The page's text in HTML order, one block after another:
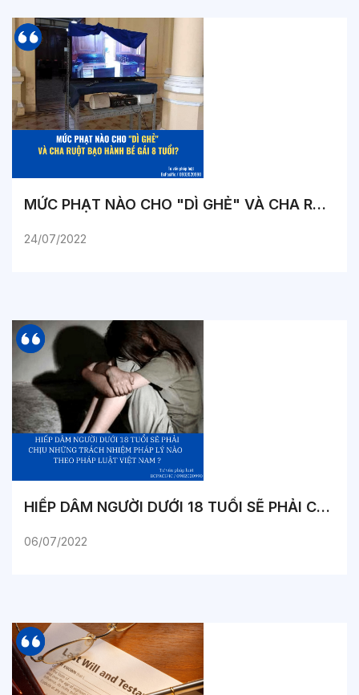
MỨC PHẠT NÀO CHO "DÌ GHẺ" VÀ CHA RUỘT BẠO HÀNH BÉ GÁI 8 TUỔI?
24/07/2022
HIẾP DÂM NGƯỜI DƯỚI 18 TUỔI SẼ PHẢI CHỊU NHỮNG TRÁCH NHIỆM PHÁP LÝ NÀO THEO PHÁP LUẬT VIỆT NAM ?
06/07/2022